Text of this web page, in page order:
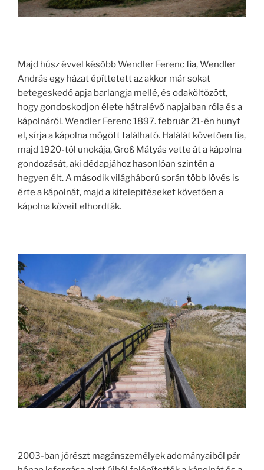
Majd húsz évvel később Wendler Ferenc fia, Wendler
András egy házat építtetett az akkor már sokat
betegeskedő apja barlangja mellé, és odaköltözött,
hogy gondoskodjon élete hátralévő napjaiban róla és a
kápolnáról. Wendler Ferenc 1897. február 21-én hunyt
el, sírja a kápolna mögött található. Halálát követően fia,
majd 1920-tól unokája, Groß Mátyás vette át a kápolna
gondozását, aki dédapjához hasonlóan szintén a
hegyen élt. A második világháború során több lövés is
érte a kápolnát, majd a kitelepítéseket követően a
kápolna köveit elhordták.
2003-ban jórészt magánszemélyek adományaiból pár